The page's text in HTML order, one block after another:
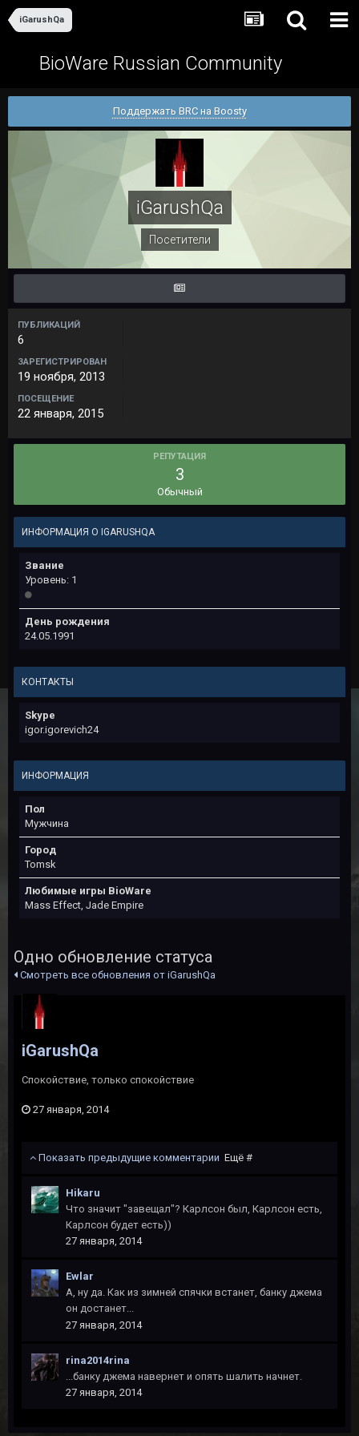
iGarushQa
BioWare Russian Community
Поддержать BRC на Boosty
iGarushQa
Посетители
ПУБЛИКАЦИЙ
6
ЗАРЕГИСТРИРОВАН
19 ноября, 2013
ПОСЕЩЕНИЕ
22 января, 2015
РЕПУТАЦИЯ
3
Обычный
ИНФОРМАЦИЯ О IGARUSHQA
Звание
Уровень: 1
День рождения
24.05.1991
КОНТАКТЫ
Skype
igor.igorevich24
ИНФОРМАЦИЯ
Пол
Мужчина
Город
Tomsk
Любимые игры BioWare
Mass Effect, Jade Empire
Одно обновление статуса
Смотреть все обновления от iGarushQa
iGarushQa
Спокойствие, только спокойствие
27 января, 2014
Показать предыдущие комментарии Ещё #
Hikaru
Что значит "завещал"? Карлсон был, Карлсон есть,
Карлсон будет есть))
27 января, 2014
Ewlar
А, ну да. Как из зимней спячки встанет, банку джема
он достанет...
27 января, 2014
rina2014rina
...банку джема навернет и опять шалить начнет.
27 января, 2014